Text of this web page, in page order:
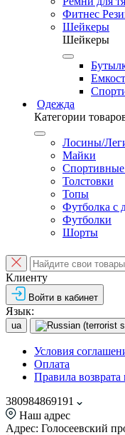
Фитнес
Шейкеры
Шейкеры
Одежда
Категории
Лосины/
Майки
Толстовки
Топы
Футболка с
Футболки
Шорты
Клиенту
Войти в кабинет
Язык:
ua
Условия
Оплата
Правила
380984869191
Наш адрес
Адрес: Голосеевский